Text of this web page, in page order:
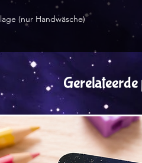
(nur Handwäsche)